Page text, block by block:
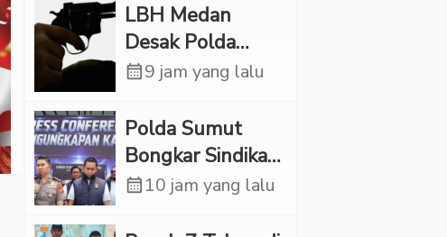
LBH Medan
Desak Polda
Sumut Usut
Lorenza
calendar_month9 jam yang lalu
Polda Sumut
Bongkar Sindikat
Scamming
calendar_month10 jam yang lalu